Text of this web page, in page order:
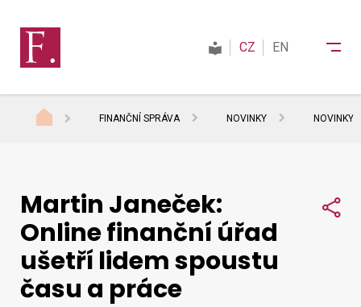
Daně
Mezinárodní spolupráce
CZ EN
FINANČNÍ SPRÁVA NOVINKY NOVINKY
Martin Janeček:
Online finanční úřad
ušetří lidem spoustu
času a práce